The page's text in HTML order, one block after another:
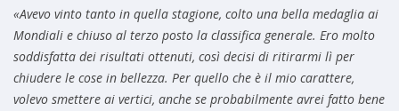
«Avevo vinto tanto in quella stagione, colto una bella medaglia ai
Mondiali e chiuso al terzo posto la classifica generale. Ero molto
soddisfatta dei risultati ottenuti, così decisi di ritirarmi lì per
chiudere le cose in bellezza. Per quello che è il mio carattere,
volevo smettere ai vertici, anche se probabilmente avrei fatto bene